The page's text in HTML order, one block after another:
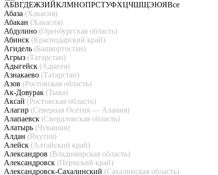
АБВГДЕЖЗИЙКЛМНОПРСТУФХЦЧШЩЭЮЯВсе
Абаза (Хакасия)
Абакан (Хакасия)
Абдулино (Оренбургская область)
Абинск (Краснодарский край)
Агидель (Башкортостан)
Агрыз (Татарстан)
Адыгейск (Адыгея)
Азнакаево (Татарстан)
Азов (Ростовская область)
Ак-Довурак (Тыва)
Аксай (Ростовская область)
Алагир (Северная Осетия — Алания)
Алапаевск (Свердловская область)
Алатырь (Чувашия)
Алдан (Якутия)
Алейск (Алтайский край)
Александров (Владимирская область)
Александровск (Пермский край)
Александровск-Сахалинский (Сахалинская область)